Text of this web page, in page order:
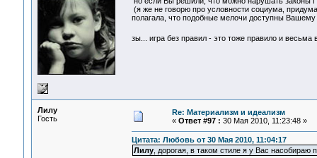
(я же не говорю про условности социума,
полагала, что подобные мелочи доступны Вашему
зы... игра без правил - это тоже правило и
Лилу
Гость
Re: Материализм и идеализм
« Ответ #97 : 30 Мая 2010, 11:23:48 »
Цитата: Любовь от 30 Мая 2010, 11:04:17
Лилу, дорогая, в таком стиле я у Вас